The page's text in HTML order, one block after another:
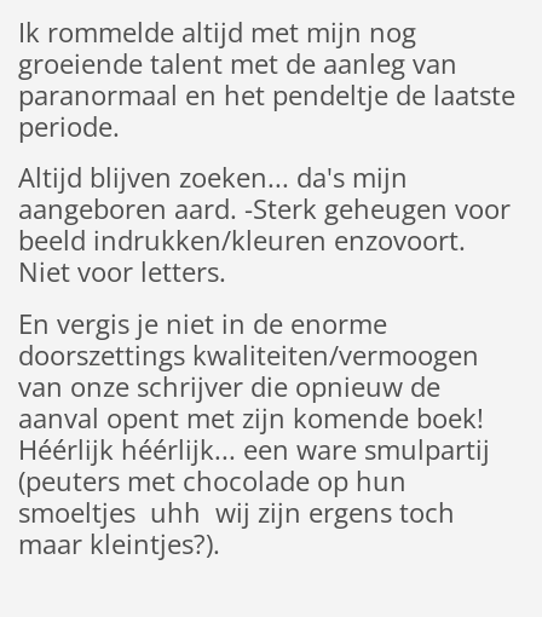
Ik rommelde altijd met mijn nog
groeiende talent met de aanleg van
paranormaal en het pendeltje de laatste
periode.
Altijd blijven zoeken... da's mijn
aangeboren aard. -Sterk geheugen voor
beeld indrukken/kleuren enzovoort.
Niet voor letters.
En vergis je niet in de enorme
doorszettings kwaliteiten/vermoogen
van onze schrijver die opnieuw de
aanval opent met zijn komende boek!
Héérlijk héérlijk... een ware smulpartij
(peuters met chocolade op hun
smoeltjes uhh wij zijn ergens toch
maar kleintjes?).